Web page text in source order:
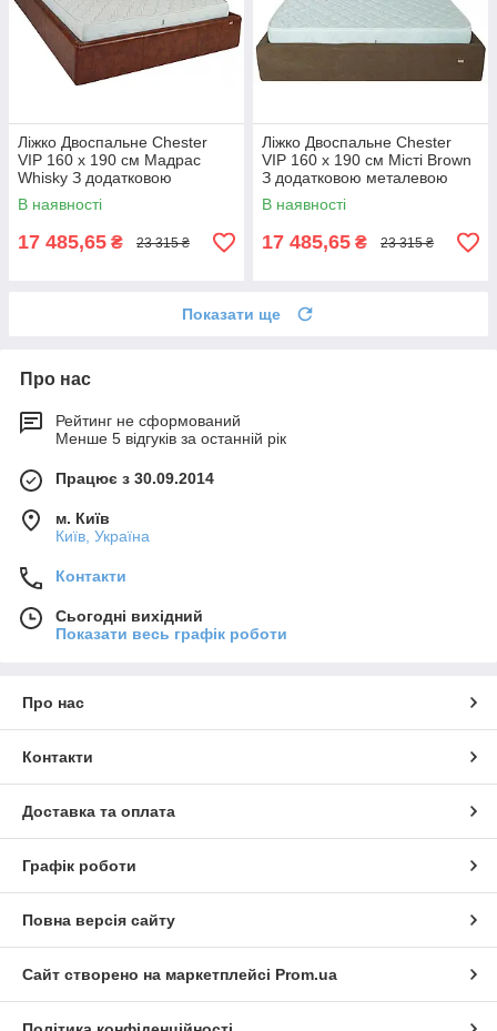
Ліжко Двоспальне Chester
VIP 160 х 190 см Мадрас
Whisky З додатковою
металевою цільнозварною
рамою Коричневий
В наявності
17 485,65 ₴ 23 315 ₴
Ліжко Двоспальне Chester
VIP 160 х 190 см Місті Brown
З додатковою металевою
цільнозварною рамою
Коричневий
В наявності
17 485,65 ₴ 23 315 ₴
Показати ще
Про нас
Рейтинг не сформований
Менше 5 відгуків за останній рік
Працює з 30.09.2014
м. Київ
Київ, Україна
Контакти
Сьогодні вихідний
Показати весь графік роботи
Про нас
Контакти
Доставка та оплата
Графік роботи
Повна версія сайту
Сайт створено на маркетплейсі Prom.ua